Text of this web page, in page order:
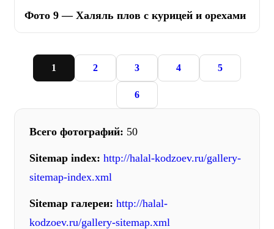
Фото 9 — Халяль плов с курицей и орехами
1 2 3 4 5
6
Всего фотографий: 50
Sitemap index: http://halal-kodzoev.ru/gallery-
sitemap-index.xml
Sitemap галереи: http://halal-
kodzoev.ru/gallery-sitemap.xml